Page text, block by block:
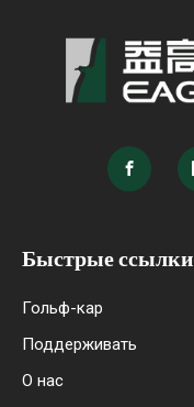
Быстрые ссылки
Гольф-кар
Поддерживать
О нас